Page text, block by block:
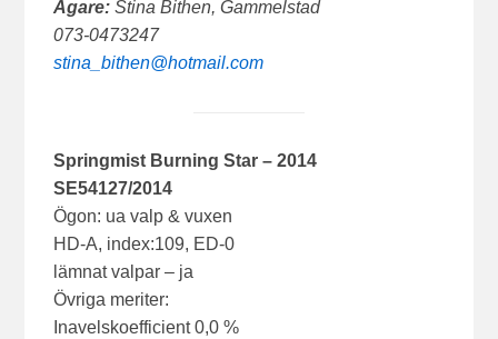
Ägare: Stina Bithen, Gammelstad
073-0473247
stina_bithen@hotmail.com
Springmist Burning Star – 2014
SE54127/2014
Ögon: ua valp & vuxen
HD-A, index:109, ED-0
lämnat valpar – ja
Övriga meriter:
Inavelskoefficient 0,0 %